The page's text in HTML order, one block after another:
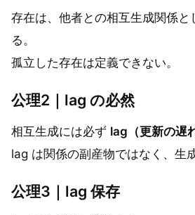
存在は、他者との相互生成関係と
る。
孤立した存在は定義できない。
公理2｜lag の必然
相互生成には必ず lag（更新の遅
lag は関係の副産物ではなく、生
公理3｜lag 保存